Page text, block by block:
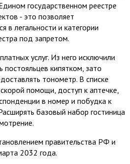
государственном реестре
- это позволяет
в легальности и категории
под запретом.
услуг. Из него исключили
постояльцев кипятком, зато
тонометр. В списке
помощи, доступ к аптечке,
в номер и побудка к
базовый набор гостиница
правительства РФ и
2032 года.